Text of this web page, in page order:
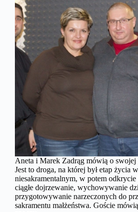
Aneta i Marek Zadrąg mówią o swojej
Jest to droga, na której był etap życia
niesakramentalnym, w potem odkrycie
ciągłe dojrzewanie, wychowywanie
przygotowywanie narzeczonych do
sakramentu małżeństwa. Goście